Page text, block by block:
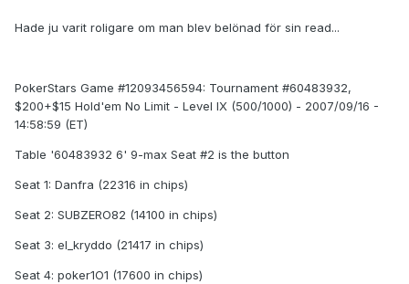
Hade ju varit roligare om man blev belönad för sin read...
PokerStars Game #12093456594: Tournament #60483932,
$200+$15 Hold'em No Limit - Level IX (500/1000) - 2007/09/16 -
14:58:59 (ET)
Table '60483932 6' 9-max Seat #2 is the button
Seat 1: Danfra (22316 in chips)
Seat 2: SUBZERO82 (14100 in chips)
Seat 3: el_kryddo (21417 in chips)
Seat 4: poker1O1 (17600 in chips)